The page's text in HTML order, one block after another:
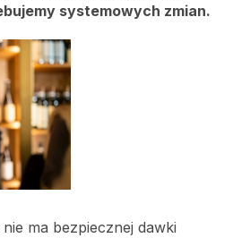
systemowych zmian.
ma bezpiecznej dawki